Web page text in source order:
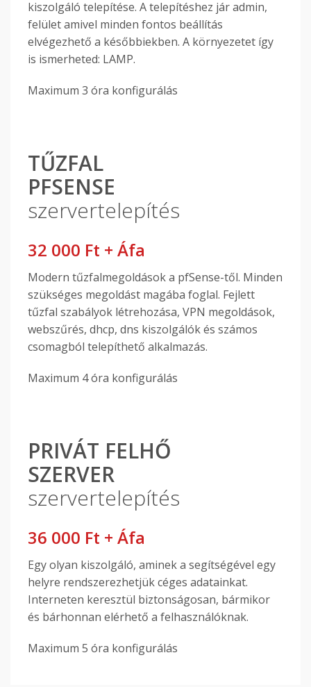
kiszolgáló telepítése. A telepítéshez jár admin,
felület amivel minden fontos beállítás
elvégezhető a későbbiekben. A környezetet így
is ismerheted: LAMP.
Maximum 3 óra konfigurálás
TŰZFAL
PFSENSE
szervertelepítés
32 000 Ft + Áfa
Modern tűzfalmegoldások a pfSense-től. Minden
szükséges megoldást magába foglal. Fejlett
tűzfal szabályok létrehozása, VPN megoldások,
webszűrés, dhcp, dns kiszolgálók és számos
csomagból telepíthető alkalmazás.
Maximum 4 óra konfigurálás
PRIVÁT FELHŐ
SZERVER
szervertelepítés
36 000 Ft + Áfa
Egy olyan kiszolgáló, aminek a segítségével egy
helyre rendszerezhetjük céges adatainkat.
Interneten keresztül biztonságosan, bármikor
és bárhonnan elérhető a felhasználóknak.
Maximum 5 óra konfigurálás